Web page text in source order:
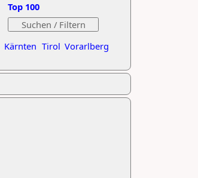
Kärnten Tirol Vorarlberg
Top 100